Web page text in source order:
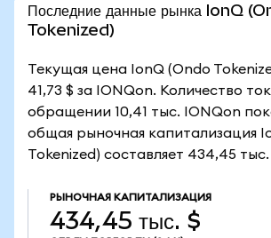
Последние данные рынка IonQ
Tokenized)
Текущая цена IonQ (Ondo
41,73 $ за IONQon. Количество
обращении 10,41 тыс. IONQon
общая рыночная капитализация
Tokenized) составляет 434,45 тыс.
РЫНОЧНАЯ КАПИТАЛИЗАЦИЯ
434,45 тыс. $